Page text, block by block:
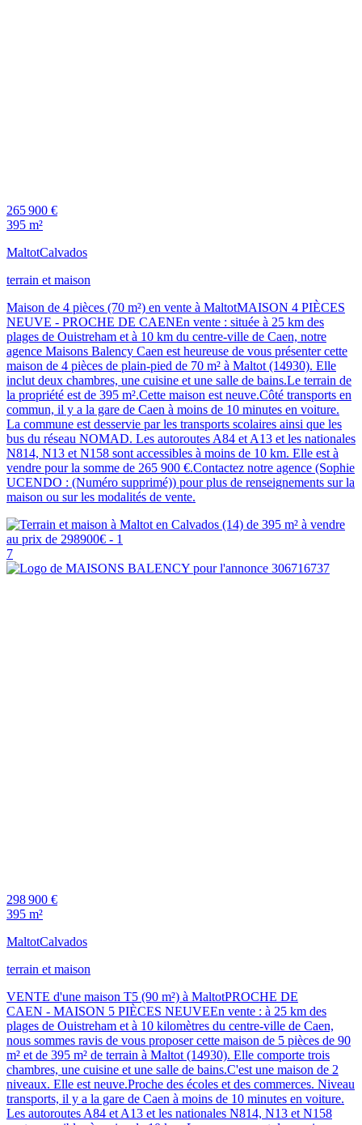
265 900 €
395 m²
MaltotCalvados
terrain et maison
Maison de 4 pièces (70 m²) en vente à MaltotMAISON 4 PIÈCES
NEUVE - PROCHE DE CAENEn vente : située à 25 km des
plages de Ouistreham et à 10 km du centre-ville de Caen, notre
agence Maisons Balency Caen est heureuse de vous présenter cette
maison de 4 pièces de plain-pied de 70 m² à Maltot (14930). Elle
inclut deux chambres, une cuisine et une salle de bains.Le terrain de
la propriété est de 395 m².Cette maison est neuve.Côté transports en
commun, il y a la gare de Caen à moins de 10 minutes en voiture.
La commune est desservie par les transports scolaires ainsi que les
bus du réseau NOMAD. Les autoroutes A84 et A13 et les nationales
N814, N13 et N158 sont accessibles à moins de 10 km. Elle est à
vendre pour la somme de 265 900 €.Contactez notre agence (Sophie
UCENDO : (Numéro supprimé)) pour plus de renseignements sur la
maison ou sur les modalités de vente.
7
298 900 €
395 m²
MaltotCalvados
terrain et maison
VENTE d'une maison T5 (90 m²) à MaltotPROCHE DE
CAEN - MAISON 5 PIÈCES NEUVEEn vente : à 25 km des
plages de Ouistreham et à 10 kilomètres du centre-ville de Caen,
nous sommes ravis de vous proposer cette maison de 5 pièces de 90
m² et de 395 m² de terrain à Maltot (14930). Elle comporte trois
chambres, une cuisine et une salle de bains.C'est une maison de 2
niveaux. Elle est neuve.Proche des écoles et des commerces. Niveau
transports, il y a la gare de Caen à moins de 10 minutes en voiture.
Les autoroutes A84 et A13 et les nationales N814, N13 et N158